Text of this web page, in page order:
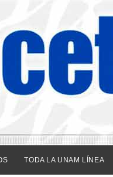
TODA LA UNAM LÍNEA